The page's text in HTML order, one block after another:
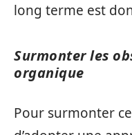
long terme est
Surmonter les
organique
Pour surmonter